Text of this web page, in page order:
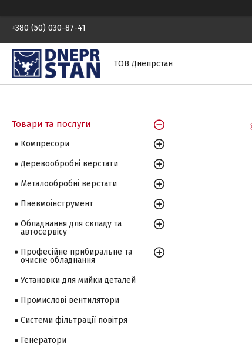
+380 (50) 030-87-41
ТОВ Днепрстан
Товари та послуги
Компресори
Деревообробні верстати
Металообробні верстати
Пневмоінструмент
Обладнання для складу та
автосервісу
Професійне прибиральне та
очисне обладнання
Установки для мийки деталей
Промислові вентилятори
Системи фільтрації повітря
Генератори